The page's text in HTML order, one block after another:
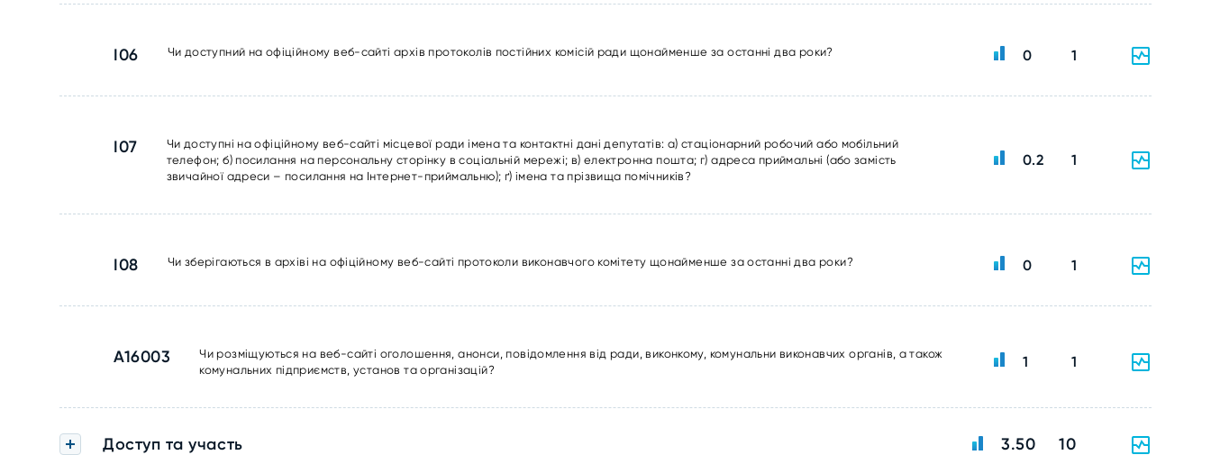
I06 Чи доступний на офіційному веб-сайті архів протоколів постійних комісій ради щонайменше за останні два роки? 0 1
I07
Чи доступні на офіційному веб-сайті місцевої ради імена та контактні дані депутатів: а) стаціонарний робочий або мобільний
телефон; б) посилання на персональну сторінку в соціальній мережі; в) електронна пошта; г) адреса приймальні (або замість
звичайної адреси – посилання на Інтернет-приймальню); ґ) імена та прізвища помічників?
0.2 1
I08 Чи зберігаються в архіві на офіційному веб-сайті протоколи виконавчого комітету щонайменше за останні два роки? 0 1
A16003
Чи розміщуються на веб-сайті оголошення, анонси, повідомлення від ради, виконкому, комунальни виконавчих органів, а також
комунальних підприємств, установ та організацій?
1 1
Доступ та участь 3.50 10